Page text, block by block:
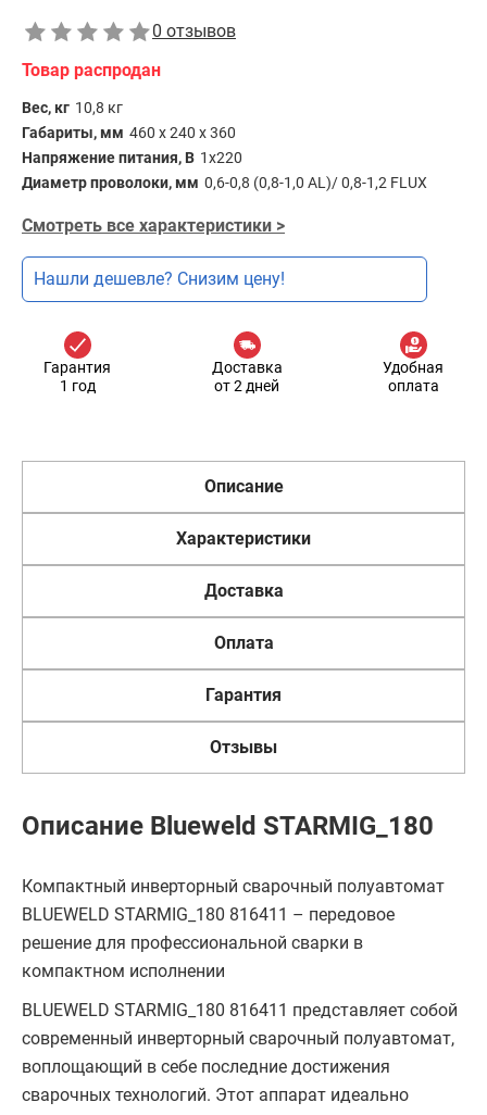
0 отзывов
Товар распродан
Вес, кг 10,8 кг
Габариты, мм 460 х 240 х 360
Напряжение питания, В 1х220
Диаметр проволоки, мм 0,6-0,8 (0,8-1,0 AL)/ 0,8-1,2 FLUX
Смотреть все характеристики >
Нашли дешевле? Снизим цену!
Гарантия
1 год
Доставка
от 2 дней
Удобная
оплата
Описание
Характеристики
Доставка
Оплата
Гарантия
Отзывы
Описание Blueweld STARMIG_180
Компактный инверторный сварочный полуавтомат
BLUEWELD STARMIG_180 816411 – передовое
решение для профессиональной сварки в
компактном исполнении
BLUEWELD STARMIG_180 816411 представляет собой
современный инверторный сварочный полуавтомат,
воплощающий в себе последние достижения
сварочных технологий. Этот аппарат идеально